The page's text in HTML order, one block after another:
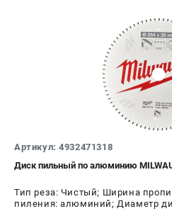
Артикул: 4932471318
Диск пильный по алюминию
Тип реза: Чистый; Ширина
пиления: алюминий; Диаметр